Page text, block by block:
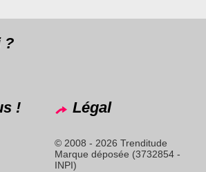
?
! Légal
© 2008 - 2026 Trenditude
Marque déposée (3732854 -
INPI)